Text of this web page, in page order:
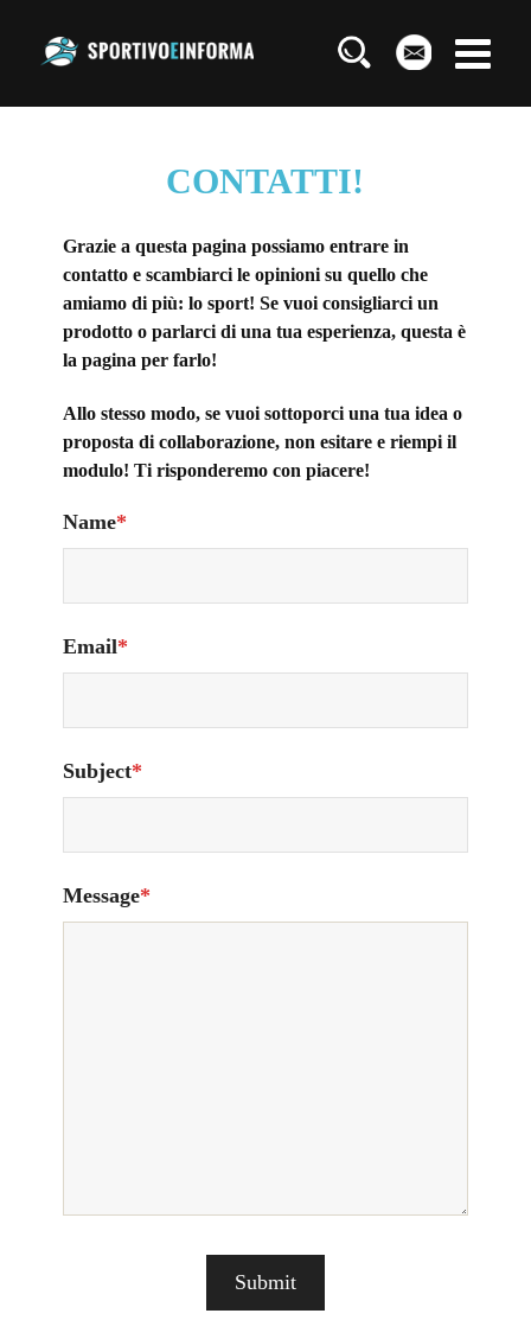
CONTATTI!
Grazie a questa pagina possiamo entrare in
contatto e scambiarci le opinioni su quello che
amiamo di più: lo sport! Se vuoi consigliarci un
prodotto o parlarci di una tua esperienza, questa è
la pagina per farlo!
Allo stesso modo, se vuoi sottoporci una tua idea o
proposta di collaborazione, non esitare e riempi il
modulo! Ti risponderemo con piacere!
Name*
Email*
Subject*
Message*